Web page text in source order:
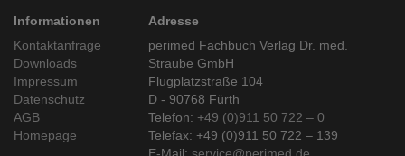
Informationen
Kontaktanfrage
Downloads
Impressum
Datenschutz
AGB
Homepage
Adresse
perimed Fachbuch Verlag Dr. med.
Straube GmbH
Flugplatzstraße 104
D - 90768 Fürth
Telefon:+49 (0)911 50 722 – 0
Telefax: +49 (0)911 50 722 – 139